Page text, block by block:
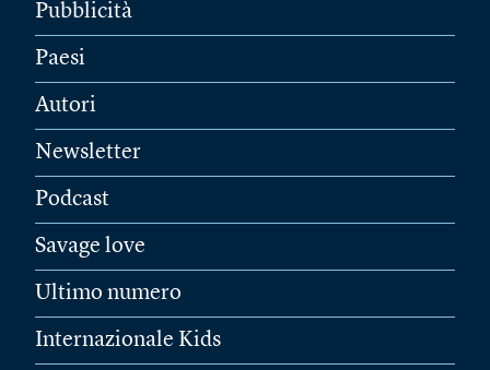
Pubblicità
Paesi
Autori
Newsletter
Podcast
Savage love
Ultimo numero
Internazionale Kids